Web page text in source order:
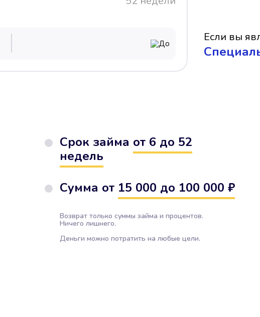
До Если вы
Срок займа от 6 до 52
недель
Сумма от 15 000 до 100 000 ₽
Возврат только суммы займа и процентов.
Ничего лишнего.
Деньги можно потратить на любые цели.